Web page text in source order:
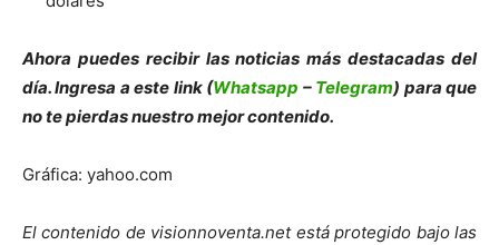
Ahora puedes recibir las noticias más destacadas del
día. Ingresa a este link (Whatsapp – Telegram) para que
no te pierdas nuestro mejor contenido.
Gráfica: yahoo.com
El contenido de visionnoventa.net está protegido bajo las